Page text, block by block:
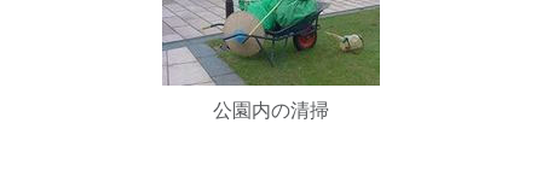
公園内の清掃